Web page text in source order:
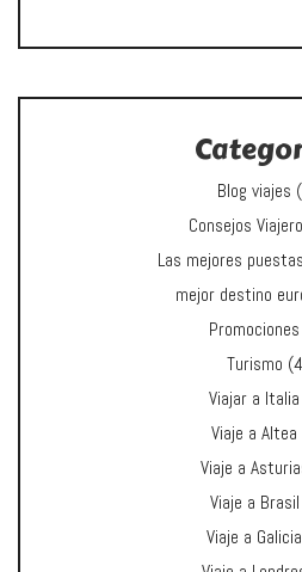
Blog viajes
Consejos
Las mejores
mejor destino
Promociones
Turismo
Viajar a Italia
Viaje a Altea
Viaje a
Viaje a Brasil
Viaje a Galicia